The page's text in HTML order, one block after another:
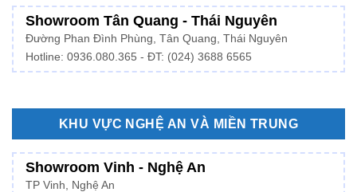
Showroom Tân Quang - Thái Nguyên
Đường Phan Đình Phùng, Tân Quang, Thái Nguyên
Hotline: 0936.080.365 - ĐT: (024) 3688 6565
KHU VỰC NGHỆ AN VÀ MIỀN TRUNG
Showroom Vinh - Nghệ An
TP Vinh, Nghệ An